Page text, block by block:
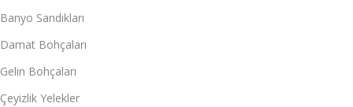
Banyo Sandıkları
Damat Bohçaları
Gelin Bohçaları
Çeyizlik Yelekler